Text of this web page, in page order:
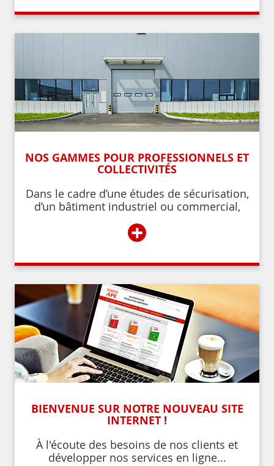
NOS GAMMES POUR PROFESSIONNELS ET
COLLECTIVITÉS
Dans le cadre d’une études de sécurisation,
d’un bâtiment industriel ou commercial,
+
BIENVENUE SUR NOTRE NOUVEAU SITE
INTERNET !
À l'écoute des besoins de nos clients et
développer nos services en ligne...